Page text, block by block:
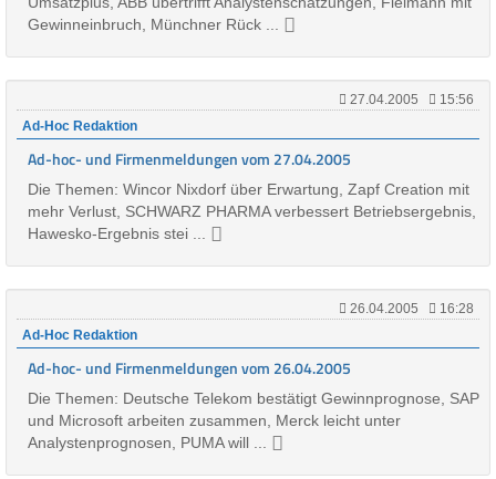
Gewinneinbruch, Münchner Rück ...
27.04.2005
15:56
Ad-Hoc Redaktion
Ad-hoc- und Firmenmeldungen vom 27.04.2005
Die Themen: Wincor Nixdorf über Erwartung, Zapf Creation mit
mehr Verlust, SCHWARZ PHARMA verbessert Betriebsergebnis,
Hawesko-Ergebnis stei ...
26.04.2005
16:28
Ad-Hoc Redaktion
Ad-hoc- und Firmenmeldungen vom 26.04.2005
Die Themen: Deutsche Telekom bestätigt Gewinnprognose, SAP
und Microsoft arbeiten zusammen, Merck leicht unter
Analystenprognosen, PUMA will ...